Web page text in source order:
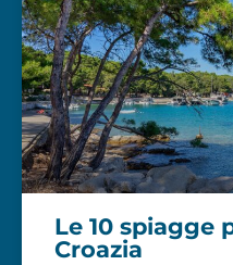
Le 10 spiagge
Croazia